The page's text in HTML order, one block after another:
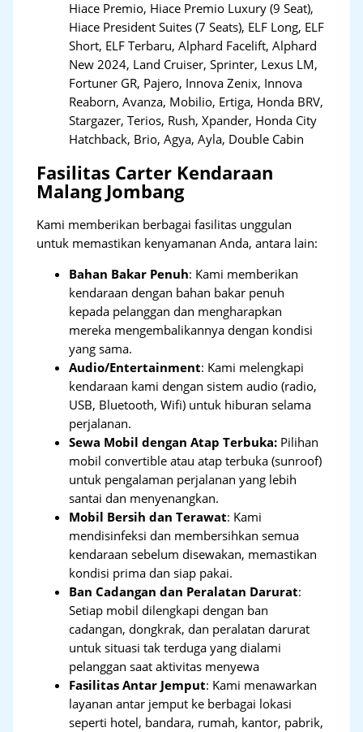
Hiace Premio, Hiace Premio Luxury (9 Seat),
Hiace President Suites (7 Seats), ELF Long, ELF
Short, ELF Terbaru, Alphard Facelift, Alphard
New 2024, Land Cruiser, Sprinter, Lexus LM,
Fortuner GR, Pajero, Innova Zenix, Innova
Reaborn, Avanza, Mobilio, Ertiga, Honda BRV,
Stargazer, Terios, Rush, Xpander, Honda City
Hatchback, Brio, Agya, Ayla, Double Cabin
Fasilitas Carter Kendaraan
Malang Jombang
Kami memberikan berbagai fasilitas unggulan
untuk memastikan kenyamanan Anda, antara lain:
Bahan Bakar Penuh: Kami memberikan
kendaraan dengan bahan bakar penuh
kepada pelanggan dan mengharapkan
mereka mengembalikannya dengan kondisi
yang sama.
Audio/Entertainment: Kami melengkapi
kendaraan kami dengan sistem audio (radio,
USB, Bluetooth, Wifi) untuk hiburan selama
perjalanan.
Sewa Mobil dengan Atap Terbuka: Pilihan
mobil convertible atau atap terbuka (sunroof)
untuk pengalaman perjalanan yang lebih
santai dan menyenangkan.
Mobil Bersih dan Terawat: Kami
mendisinfeksi dan membersihkan semua
kendaraan sebelum disewakan, memastikan
kondisi prima dan siap pakai.
Ban Cadangan dan Peralatan Darurat:
Setiap mobil dilengkapi dengan ban
cadangan, dongkrak, dan peralatan darurat
untuk situasi tak terduga yang dialami
pelanggan saat aktivitas menyewa
Fasilitas Antar Jemput: Kami menawarkan
layanan antar jemput ke berbagai lokasi
seperti hotel, bandara, rumah, kantor, pabrik,